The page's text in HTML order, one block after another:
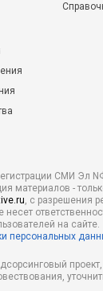
СМИ Эл
материалов -
, с разрешения
несет
на сайте.
персональных